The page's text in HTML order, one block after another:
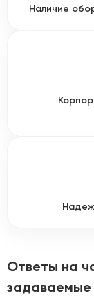
Наличие
Ответы на
задаваемые